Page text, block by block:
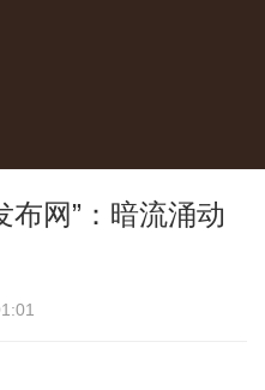
布网”：暗流涌动